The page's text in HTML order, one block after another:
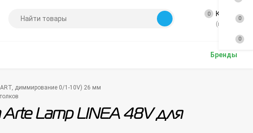
0 Корзина
(пусто)
Бренды
диммирование 0/1-10V) 26 мм
Arte Lamp LINEA 48V для
0
0